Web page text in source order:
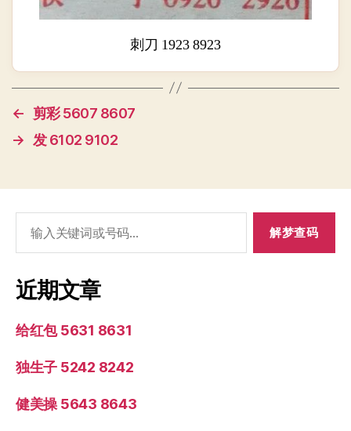
刺刀 1923 8923
←
剪彩 5607 8607
→ 发 6102 9102
索：
近期文章
给红包 5631 8631
独生子 5242 8242
健美操 5643 8643